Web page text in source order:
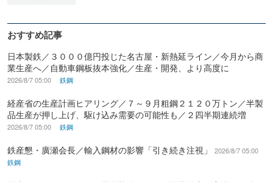
おすすめ記事
日本製鉄／３０００億円投じた名古屋・新熱延ライン／今月から商
業生産へ／自動車鋼板抜本強化／生産・開発、より高度に
2026/8/7 05:00 鉄鋼
経産省の生産計画ヒアリング／７～９月粗鋼２１２０万トン／半製
品生産が押し上げ、駆け込み需要の可能性も／２四半期連続増
2026/8/7 05:00 鉄鋼
鉄産懇・廣瀬会長／輸入鋼材の影響「引き続き注視」
2026/8/7 05:00
鉄鋼